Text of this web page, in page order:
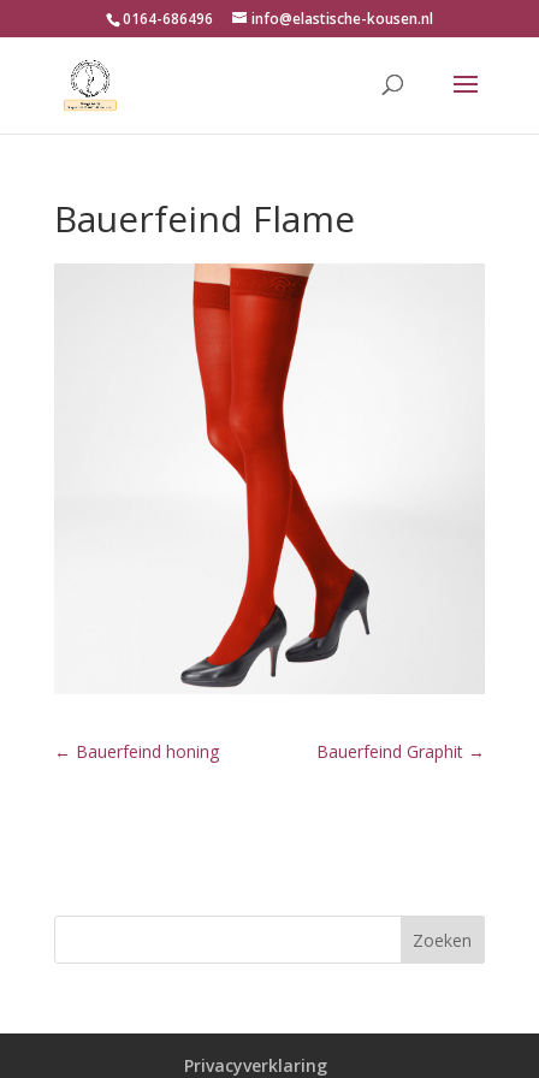
0164-686496 info@elastische-kousen.nl
Bauerfeind Flame
← Bauerfeind honing Bauerfeind Graphit →
Privacyverklaring